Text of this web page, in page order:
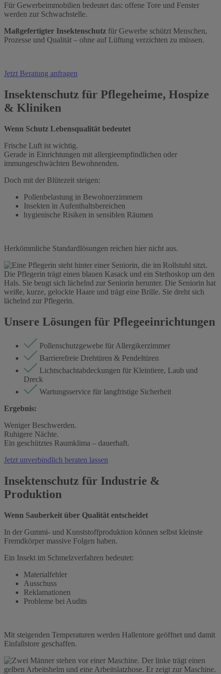
Für Gewerbeimmobilien bedeutet das: offene Tore und Fenster
werden zur Schwachstelle.
Maßgefertigter Insektenschutz für Gewerbe schützt Menschen,
Prozesse und Qualität – ohne auf Lüftung verzichten zu müssen.
Jetzt Beratung anfragen
Insektenschutz für Pflegeheime, Hospize
& Kliniken
Wenn Schutz Lebensqualität bedeutet
Frische Luft ist wichtig.
Gerade in Einrichtungen mit allergieempfindlichen oder
immungeschwächten Bewohnenden.
Doch mit der Blütezeit steigen:
Pollenbelastung in Bewohnerzimmern
Insekten in Aufenthaltsbereichen
hygienische Risiken in sensiblen Räumen
Herkömmliche Standardlösungen reichen hier nicht aus.
Unsere Lösungen für Pflegeeinrichtungen
Pollenschutzgewebe für Allergikerzimmer
Barrierefreie Drehtüren & Pendeltüren
Lichtschachtabdeckungen für Kleintiere, Laub und
Dreck
Wartungsservice für langfristige Sicherheit
Ergebnis:
Weniger Beschwerden.
Ruhigere Nächte.
Ein geschütztes Raumklima – dauerhaft.
Jetzt unverbindlich beraten lassen
Insektenschutz für Industrie &
Produktion
Wenn Sauberkeit über Qualität entscheidet
In der Gummi- und Kunststoffproduktion können selbst kleinste
Fremdkörper massive Folgen haben.
Ein Insekt im Schmelzverfahren bedeutet:
Materialfehler
Ausschuss
Reklamationen
Probleme bei Audits
Mit steigenden Temperaturen werden Hallentore geöffnet und damit
Einfallstore geschaffen.